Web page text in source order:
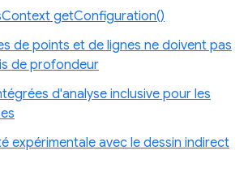
getConfiguration()
de points et de lignes ne doivent pas
de profondeur
d'analyse inclusive pour les
expérimentale avec le dessin indirect